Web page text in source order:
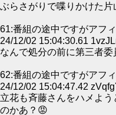
ぶらさがりで喋りかけた
61:番組の途中ですがアフ
24/12/02 15:04:30.61
なんで処分の前に第三者
62:番組の途中ですがアフ
24/12/02 15:04:47.42
立花も斉藤さんをハメよ
のかあ？😡